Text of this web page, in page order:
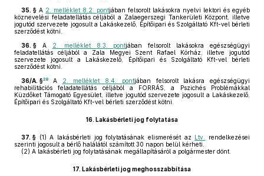
35. § A 2. melléklet 8.2. pontjában felsorolt lakásokra nyelvi lektori és egyéb
köznevelési feladatellátás céljából a Zalaegerszegi Tankerületi Központ, illetve
jogutód szervezete jogosult a Lakáskezelő, Építőipari és Szolgáltató Kft-vel bérleti
szerződést kötni.
36. § A 2. melléklet 8.3. pontjában felsorolt lakásokra egészségügyi
feladatellátás céljából a Zala Megyei Szent Rafael Kórház, illetve jogutód
szervezete jogosult a Lakáskezelő, Építőipari és Szolgáltató Kft-vel bérleti
szerződést kötni.
36/A. §28 A 2. melléklet 8.4. pontjában felsorolt lakásra egészségügyi
rehabilitációs feladatellátás céljából a FORRÁS, a Pszichés Problémákkal
Küzdőket Támogató Egyesület, illetve jogutód szervezete jogosult a Lakáskezelő,
Építőipari és Szolgáltató Kft-vel bérleti szerződést kötni.
16. Lakásbérleti jog folytatása
37. § (1) A lakásbérleti jog folytatásának elismerését az Ltv.
rendelkezései
szerinti jogosult a bérlő halálától számított 30 napon belül kérheti.
(2) A lakásbérleti jog folytatásának megállapításáról a polgármester dönt.
17. Lakásbérleti jog meghosszabbítása